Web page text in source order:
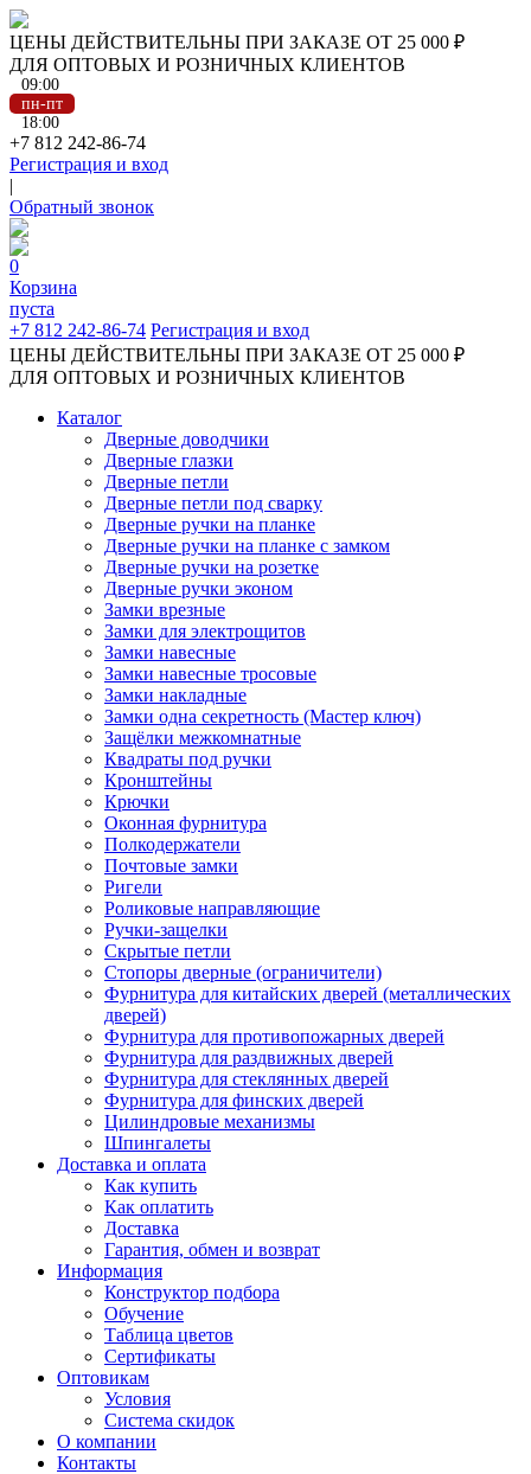
ЦЕНЫ ДЕЙСТВИТЕЛЬНЫ ПРИ ЗАКАЗЕ ОТ 25 000 ₽
ДЛЯ ОПТОВЫХ И РОЗНИЧНЫХ КЛИЕНТОВ
09:00
пн-пт
18:00
+7 812 242-86-74
Регистрация и вход
|
Обратный звонок
0
Корзина
пуста
+7 812 242-86-74 Регистрация и вход
ЦЕНЫ ДЕЙСТВИТЕЛЬНЫ ПРИ ЗАКАЗЕ ОТ 25 000 ₽
ДЛЯ ОПТОВЫХ И РОЗНИЧНЫХ КЛИЕНТОВ
Каталог
Дверные доводчики
Дверные глазки
Дверные петли
Дверные петли под сварку
Дверные ручки на планке
Дверные ручки на планке с замком
Дверные ручки на розетке
Дверные ручки эконом
Замки врезные
Замки для электрощитов
Замки навесные
Замки навесные тросовые
Замки накладные
Замки одна секретность (Мастер ключ)
Защёлки межкомнатные
Квадраты под ручки
Кронштейны
Крючки
Оконная фурнитура
Полкодержатели
Почтовые замки
Ригели
Роликовые направляющие
Ручки-защелки
Скрытые петли
Стопоры дверные (ограничители)
Фурнитура для китайских дверей (металлических
дверей)
Фурнитура для противопожарных дверей
Фурнитура для раздвижных дверей
Фурнитура для стеклянных дверей
Фурнитура для финских дверей
Цилиндровые механизмы
Шпингалеты
Доставка и оплата
Как купить
Как оплатить
Доставка
Гарантия, обмен и возврат
Информация
Конструктор подбора
Обучение
Таблица цветов
Сертификаты
Оптовикам
Условия
Система скидок
О компании
Контакты